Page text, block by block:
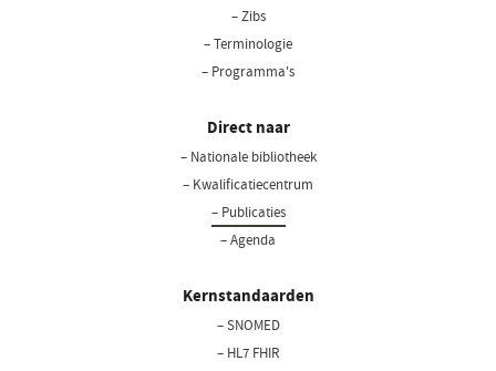
– Zibs
– Terminologie
– Programma's
Direct naar
– Nationale bibliotheek
– Kwalificatiecentrum
– Publicaties
– Agenda
Kernstandaarden
– SNOMED
– HL7 FHIR